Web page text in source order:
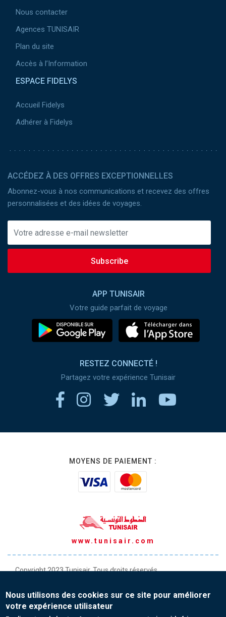
Nous contacter
Agences TUNISAIR
Plan du site
Accès à l’Information
ESPACE FIDELYS
Accueil Fidelys
Adhérer à Fidelys
ACCÉDEZ À DES OFFRES EXCEPTIONNELLES
Abonnez-vous à nos communications et recevez des offres
personnalisées et des idées de voyages.
Subscribe
APP TUNISAIR
Votre guide parfait de voyage
RESTEZ CONNECTÉ !
Partagez votre expérience Tunisair
MOYENS DE PAIEMENT :
www.tunisair.com
Copyright 2023 Tunisair. Tous droits réservés
Conditions générales de Vente
Protection de vos données personnelles
Nous utilisons des cookies sur ce site pour améliorer
votre expérience utilisateur